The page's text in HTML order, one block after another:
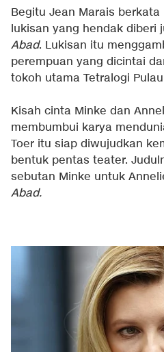
Begitu Jean Marais
lukisan yang hendak diberi
Abad. Lukisan itu
perempuan yang dicintai
tokoh utama Tetralogi
Kisah cinta Minke dan
membumbui karya
Toer itu siap diwujudkan
bentuk pentas teater.
sebutan Minke untuk
Abad.